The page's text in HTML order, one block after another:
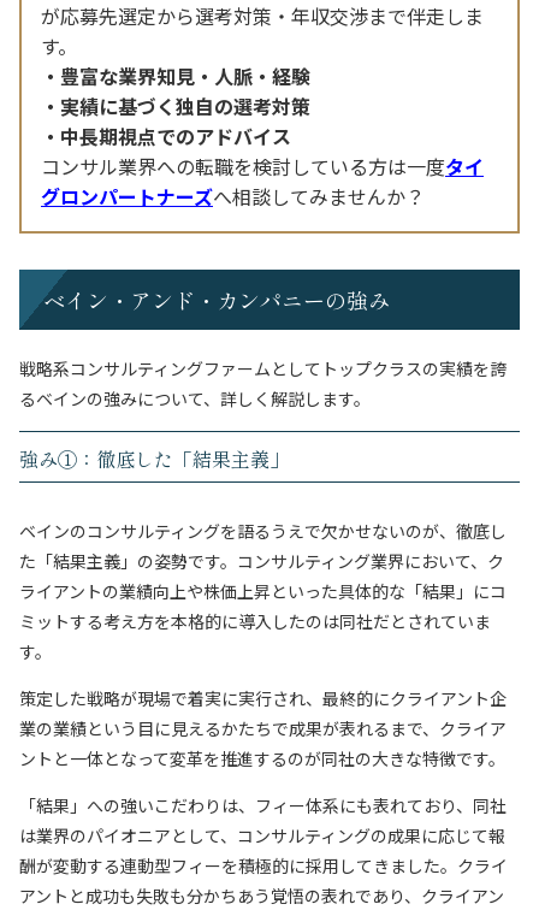
が応募先選定から選考対策・年収交渉まで伴走しま
す。
豊富な業界知見・人脈・経験
実績に基づく独自の選考対策
中長期視点でのアドバイス
コンサル業界への転職を検討している方は一度タイ
グロンパートナーズへ相談してみませんか？
ベイン・アンド・カンパニーの強み
戦略系コンサルティングファームとしてトップクラスの実績を誇
るベインの強みについて、詳しく解説します。
強み①：徹底した「結果主義」
ベインのコンサルティングを語るうえで欠かせないのが、徹底し
た「結果主義」の姿勢です。コンサルティング業界において、ク
ライアントの業績向上や株価上昇といった具体的な「結果」にコ
ミットする考え方を本格的に導入したのは同社だとされていま
す。
策定した戦略が現場で着実に実行され、最終的にクライアント企
業の業績という目に見えるかたちで成果が表れるまで、クライア
ントと一体となって変革を推進するのが同社の大きな特徴です。
「結果」への強いこだわりは、フィー体系にも表れており、同社
は業界のパイオニアとして、コンサルティングの成果に応じて報
酬が変動する連動型フィーを積極的に採用してきました。クライ
アントと成功も失敗も分かちあう覚悟の表れであり、クライアン